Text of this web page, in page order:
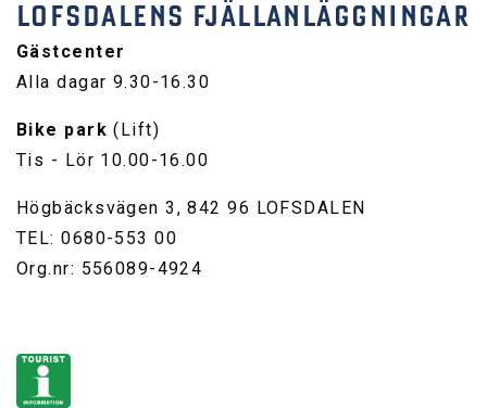
LOFSDALENS FJÄLLANLÄGGNINGAR
Gästcenter
Alla dagar 9.30-16.30
Bike park (Lift)
Tis - Lör 10.00-16.00
Högbäcksvägen 3, 842 96 LOFSDALEN
TEL: 0680-553 00
Org.nr: 556089-4924